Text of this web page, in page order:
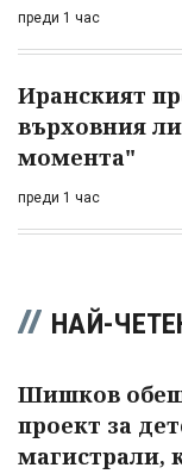
преди 1 час
Иранският
върховния
момента"
преди 1 час
НАЙ-
Шишков
проект за
магистрали,